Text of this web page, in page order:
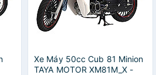
Xe Máy 50cc Cub 81 Minion
TAYA MOTOR XM81M_X -